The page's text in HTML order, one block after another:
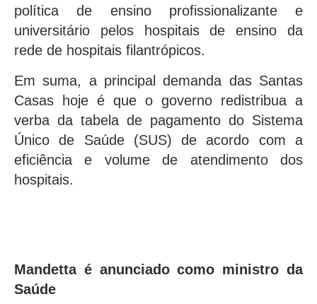
política de ensino profissionalizante e
universitário pelos hospitais de ensino da
rede de hospitais filantrópicos.
Em suma, a principal demanda das Santas
Casas hoje é que o governo redistribua a
verba da tabela de pagamento do Sistema
Único de Saúde (SUS) de acordo com a
eficiência e volume de atendimento dos
hospitais.
Mandetta é anunciado como ministro da
Saúde